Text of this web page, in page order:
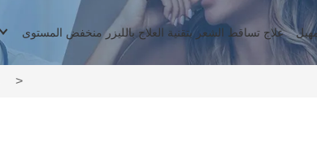
علاج تساقط الشعر بتقنية العلاج بالليزر منخفض المستوى
>